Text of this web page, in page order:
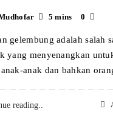
5 mins 0
gelembung adalah salah
yang menyenangkan
anak dan bahkan
reading..